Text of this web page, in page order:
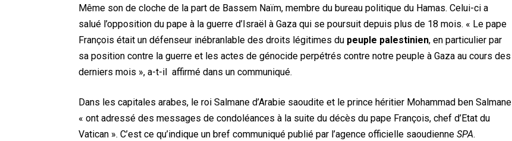
Même son de cloche de la part de Bassem Naïm, membre du bureau politique du Hamas. Celui-ci a
salué l’opposition du pape à la guerre d’Israël à Gaza qui se poursuit depuis plus de 18 mois. « Le pape
François était un défenseur inébranlable des droits légitimes du peuple palestinien, en particulier par
sa position contre la guerre et les actes de génocide perpétrés contre notre peuple à Gaza au cours des
derniers mois », a-t-il affirmé dans un communiqué.
Dans les capitales arabes, le roi Salmane d’Arabie saoudite et le prince héritier Mohammad ben Salmane
« ont adressé des messages de condoléances à la suite du décès du pape François, chef d’Etat du
Vatican ». C’est ce qu’indique un bref communiqué publié par l’agence officielle saoudienne SPA.